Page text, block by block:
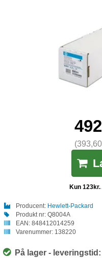
Producent: Hewlett-Packard
Produkt nr: Q8004A
EAN: 848412014259
Varenummer: 138220
På lager -